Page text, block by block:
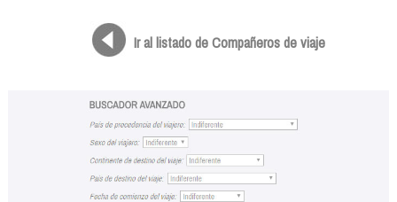
Ir al listado de Compañeros de viaje